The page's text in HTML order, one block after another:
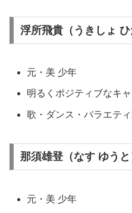
浮所飛貴（うきしょ ひ
元・美 少年
明るくポジティブなキ
歌・ダンス・バラエテ
那須雄登（なす ゆうと
元・美 少年